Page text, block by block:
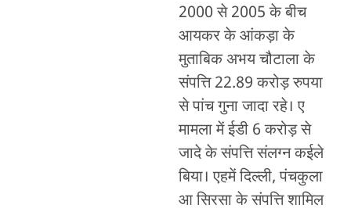
2000 से 2005 के बीच
आयकर के आंकड़ा के
मुताबिक अभय चौटाला के
संपत्ति 22.89 करोड़ रुपया
से पांच गुना जादा रहे। ए
मामला में ईडी 6 करोड़ से
जादे के संपत्ति संलग्न कईले
बिया। एहमें दिल्ली, पंचकुला
आ सिरसा के संपत्ति शामिल